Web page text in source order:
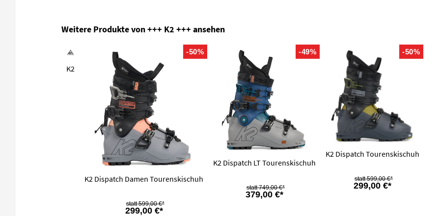
Produktgalerie überspringen
Weitere Produkte von +++ K2 +++ ansehen
K2
-50%
K2 Dispatch Damen Tourenskischuh
299,00 €*
599,00 €*
-49%
K2 Dispatch LT Tourenskischuh
379,00 €*
749,00 €*
-50%
K2 Dispatch Tourenskischuh
299,00 €*
599,00 €*